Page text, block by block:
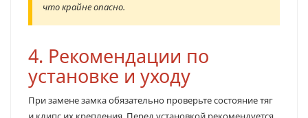
что крайне опасно.
4. Рекомендации по
установке и уходу
При замене замка обязательно проверьте состояние тяг